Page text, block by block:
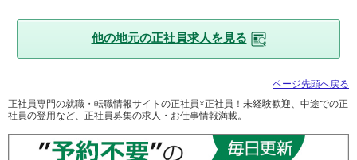
他の地元の正社員求人を見る
ページ先頭へ戻る
正社員専門の就職・転職情報サイトの正社員×正社員！未経験歓迎、中途での正
社員の登用など、正社員募集の求人・お仕事情報満載。